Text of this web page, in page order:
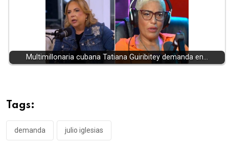
Multimillonaria cubana Tatiana Guiribitey demanda en…
Tags:
demanda julio iglesias